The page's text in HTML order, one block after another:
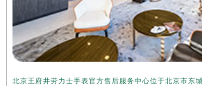
北京王府井劳力士手表官方售后服务中心位于北京市东